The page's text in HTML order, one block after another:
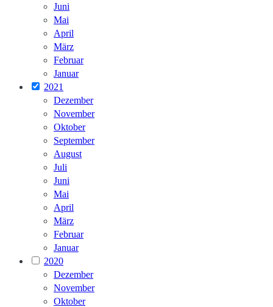
Juni
Mai
April
März
Februar
Januar
2021
Dezember
November
Oktober
September
August
Juli
Juni
Mai
April
März
Februar
Januar
2020
Dezember
November
Oktober